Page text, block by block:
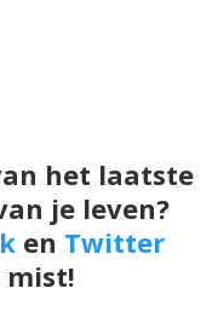
het laatste
je leven?
en Twitter
mist!